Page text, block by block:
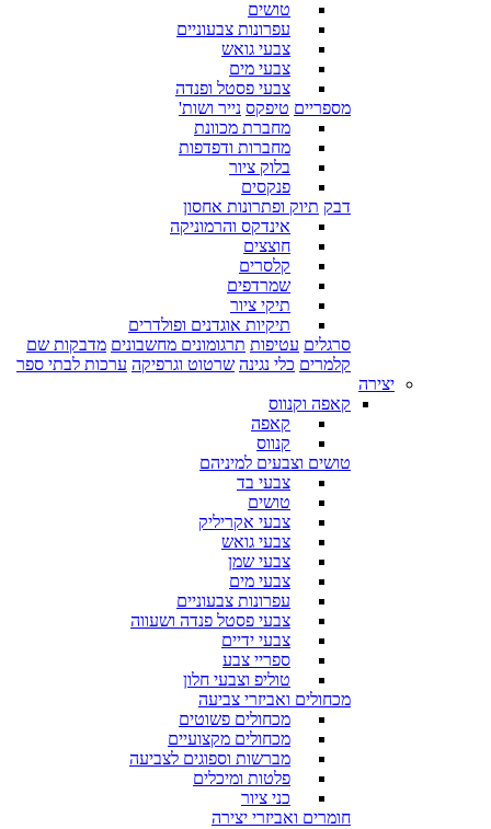
טושים
עפרונות צבעוניים
צבעי גואש
צבעי מים
צבעי פסטל ופנדה
מספריים טיפקס נייר ושות'
מחברת מכוונת
מחברות ודפדפות
בלוק ציור
פנקסים
דבק תיוק ופתרונות אחסון
אינדקס והרמוניקה
חוצצים
קלסרים
שמרדפים
תיקי ציור
תיקיות אוגדנים ופולדרים
סרגלים עטיפות תרגומונים מחשבונים מדבקות שם
קלמרים כלי נגינה שרטוט וגרפיקה ערכות לבתי ספר
יצירה
קאפה וקנווס
קאפה
קנווס
טושים וצבעים למיניהם
צבעי בד
טושים
צבעי אקריליק
צבעי גואש
צבעי שמן
צבעי מים
עפרונות צבעוניים
צבעי פסטל פנדה ושעווה
צבעי ידיים
ספריי צבע
טוליפ וצבעי חלון
מכחולים ואביזרי צביעה
מכחולים פשוטים
מכחולים מקצועיים
מברשות וספוגים לצביעה
פלטות ומיכלים
כני ציור
חומרים ואביזרי יצירה